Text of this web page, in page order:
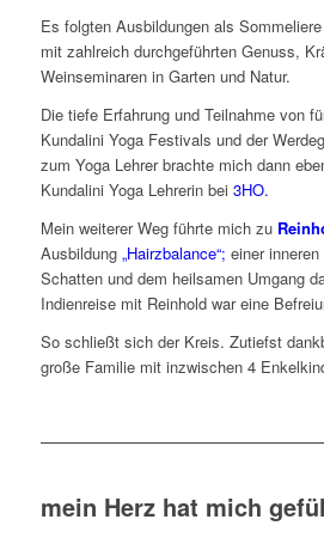
Es folgten Ausbildungen als
mit zahlreich durchgeführten Genuss,
Weinseminaren in Garten und Natur.
Die tiefe Erfahrung und Teilnahme von
Kundalini Yoga Festivals und der
zum Yoga Lehrer brachte mich dann
Kundalini Yoga Lehrerin bei 3HO.
Mein weiterer Weg führte mich zu
Ausbildung „Hairzbalance“; einer
Schatten und dem heilsamen Umgang
Indienreise mit Reinhold war eine
So schließt sich der Kreis. Zutiefst
große Familie mit inzwischen 4
mein Herz hat mich